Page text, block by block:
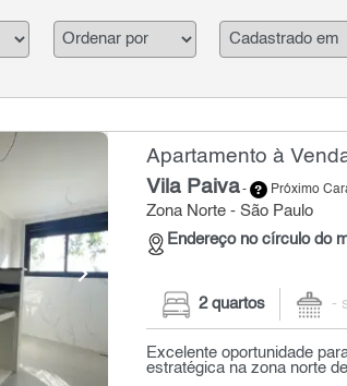
Apartamento à
Vila Paiva- Próximo
Zona Norte - São Paulo
Endereço no círculo do
2 quartos -
Excelente oportunidade
estratégica na zona norte